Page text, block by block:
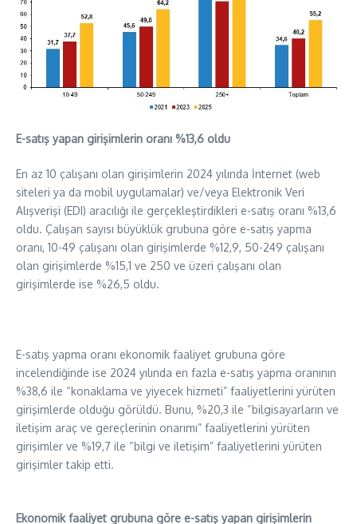
E-satış yapan girişimlerin oranı %13,6 oldu
En az 10 çalışanı olan girişimlerin 2024 yılında İnternet (web
siteleri ya da mobil uygulamalar) ve/veya Elektronik Veri
Alışverişi (EDI) aracılığı ile gerçekleştirdikleri e-satış oranı %13,6
oldu. Çalışan sayısı büyüklük grubuna göre e-satış yapma
oranı, 10-49 çalışanı olan girişimlerde %12,9, 50-249 çalışanı
olan girişimlerde %15,1 ve 250 ve üzeri çalışanı olan
girişimlerde ise %26,5 oldu.
E-satış yapma oranı ekonomik faaliyet grubuna göre
incelendiğinde ise 2024 yılında en fazla e-satış yapma oranının
%38,6 ile “konaklama ve yiyecek hizmeti” faaliyetlerini yürüten
girişimlerde olduğu görüldü. Bunu, %20,3 ile “bilgisayarların ve
iletişim araç ve gereçlerinin onarımı” faaliyetlerini yürüten
girişimler ve %19,7 ile “bilgi ve iletişim” faaliyetlerini yürüten
girişimler takip etti.
Ekonomik faaliyet grubuna göre e-satış yapan girişimlerin